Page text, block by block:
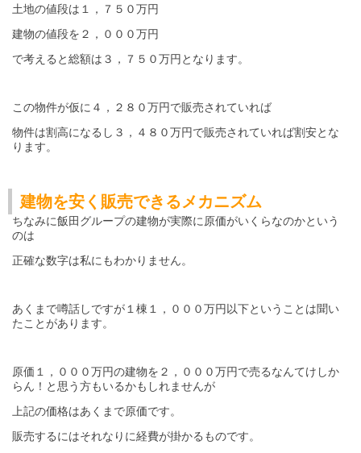
土地の値段は１，７５０万円
建物の値段を２，０００万円
で考えると総額は３，７５０万円となります。
この物件が仮に４，２８０万円で販売されていれば
物件は割高になるし ３，４８０万円で販売されていれば割安とな
ります。
建物を安く販売できるメカニズム
ちなみに飯田グループの建物が実際に原価がいくらなのかという
のは
正確な数字は私にもわかりません。
あくまで噂話しですが１棟１，０００万円以下ということは聞い
たことがあります。
原価１，０００万円の建物を２，０００万円で売るなんてけしか
らん！と思う方もいるかもしれませんが
上記の価格はあくまで原価です。
販売するにはそれなりに経費が掛かるものです。